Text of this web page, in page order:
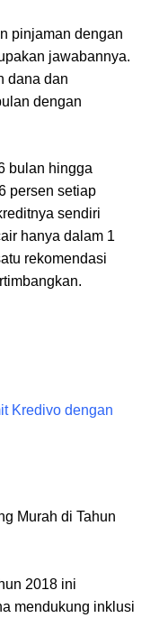
pinjaman dengan
jawabannya.
dana dan
dengan
bulan hingga
persen setiap
sendiri
hanya dalam 1
rekomendasi
Kredivo dengan
2018 ini
mendukung inklusi